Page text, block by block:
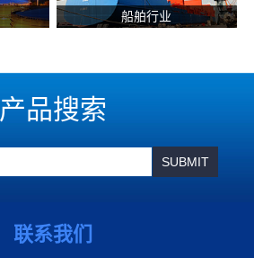
船舶行业
产品搜索
联系我们